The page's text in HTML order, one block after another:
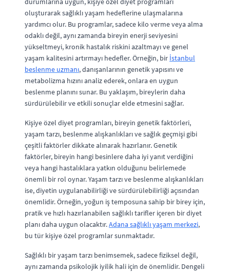
oluşturarak sağlıklı yaşam hedeflerine ulaşmalarına
yardımcı olur. Bu programlar, sadece kilo verme veya alma
odaklı değil, aynı zamanda bireyin enerji seviyesini
yükseltmeyi, kronik hastalık riskini azaltmayı ve genel
yaşam kalitesini artırmayı hedefler. Örneğin, bir İstanbul
beslenme uzmanı, danışanlarının genetik yapısını ve
metabolizma hızını analiz ederek, onlara en uygun
beslenme planını sunar. Bu yaklaşım, bireylerin daha
sürdürülebilir ve etkili sonuçlar elde etmesini sağlar.
Kişiye özel diyet programları, bireyin genetik faktörleri,
yaşam tarzı, beslenme alışkanlıkları ve sağlık geçmişi gibi
çeşitli faktörler dikkate alınarak hazırlanır. Genetik
faktörler, bireyin hangi besinlere daha iyi yanıt verdiğini
veya hangi hastalıklara yatkın olduğunu belirlemede
önemli bir rol oynar. Yaşam tarzı ve beslenme alışkanlıkları
ise, diyetin uygulanabilirliği ve sürdürülebilirliği açısından
önemlidir. Örneğin, yoğun iş temposuna sahip bir birey için,
pratik ve hızlı hazırlanabilen sağlıklı tarifler içeren bir diyet
planı daha uygun olacaktır.Adana sağlıklı yaşam merkezi,
bu tür kişiye özel programlar sunmaktadır.
Sağlıklı bir yaşam tarzı benimsemek, sadece fiziksel değil,
aynı zamanda psikolojik iyilik hali için de önemlidir. Dengeli